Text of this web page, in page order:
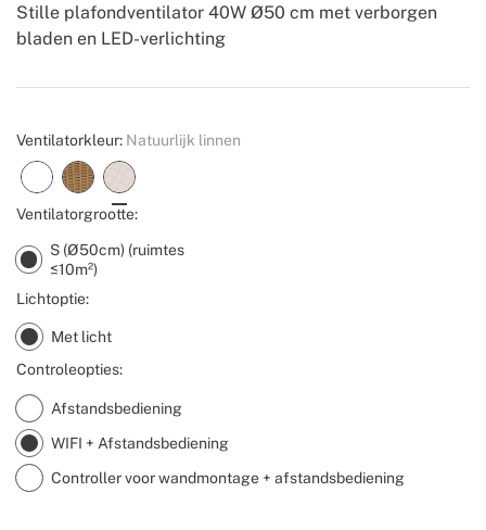
Stille plafondventilator 40W Ø50 cm met verborgen
bladen en LED-verlichting
Create
Ventilatorkleur: Natuurlijk linnen
Ventilatorgrootte:
S (Ø50cm) (ruimtes
≤10m²)
Lichtoptie:
Met licht
Controleopties:
Afstandsbediening
WIFI + Afstandsbediening
Controller voor wandmontage + afstandsbediening